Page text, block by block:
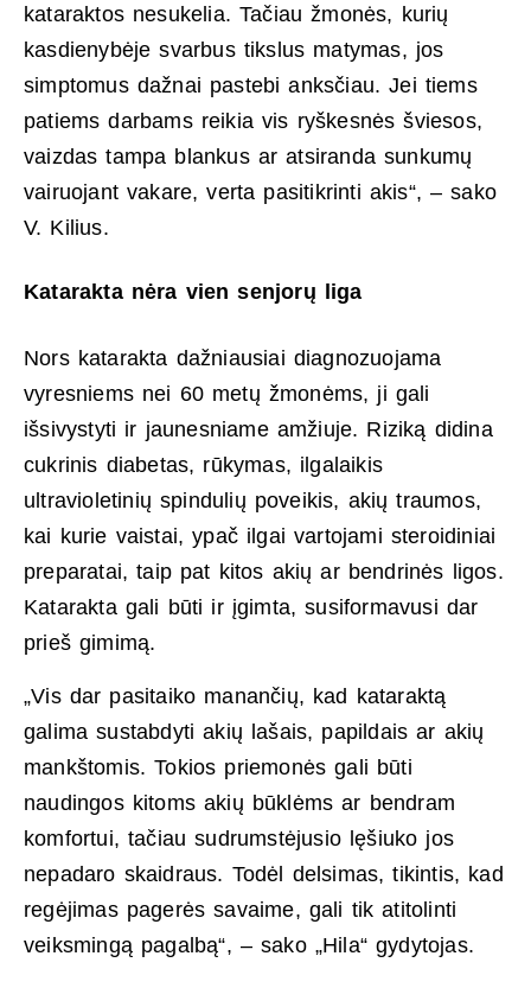
kataraktos nesukelia. Tačiau žmonės, kurių
kasdienybėje svarbus tikslus matymas, jos
simptomus dažnai pastebi anksčiau. Jei tiems
patiems darbams reikia vis ryškesnės šviesos,
vaizdas tampa blankus ar atsiranda sunkumų
vairuojant vakare, verta pasitikrinti akis“, – sako
V. Kilius.
Katarakta nėra vien senjorų liga
Nors katarakta dažniausiai diagnozuojama
vyresniems nei 60 metų žmonėms, ji gali
išsivystyti ir jaunesniame amžiuje. Riziką didina
cukrinis diabetas, rūkymas, ilgalaikis
ultravioletinių spindulių poveikis, akių traumos,
kai kurie vaistai, ypač ilgai vartojami steroidiniai
preparatai, taip pat kitos akių ar bendrinės ligos.
Katarakta gali būti ir įgimta, susiformavusi dar
prieš gimimą.
„Vis dar pasitaiko manančių, kad kataraktą
galima sustabdyti akių lašais, papildais ar akių
mankštomis. Tokios priemonės gali būti
naudingos kitoms akių būklėms ar bendram
komfortui, tačiau sudrumstėjusio lęšiuko jos
nepadaro skaidraus. Todėl delsimas, tikintis, kad
regėjimas pagerės savaime, gali tik atitolinti
veiksmingą pagalbą“, – sako „Hila“ gydytojas.